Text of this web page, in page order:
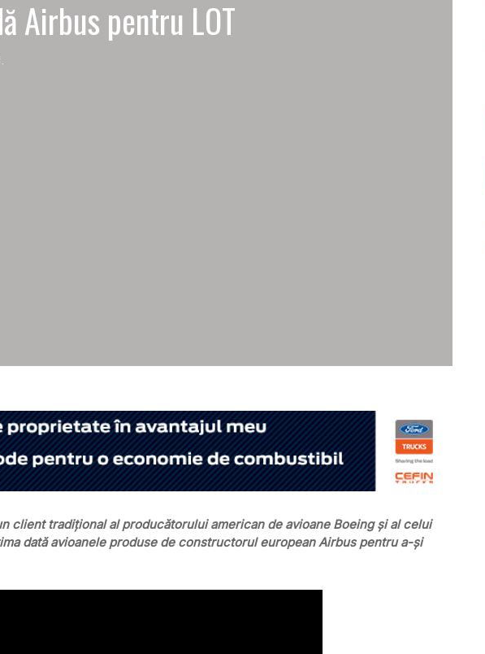
Airbus pentru LOT
client tradiţional al producătorului american de avioane Boeing şi al celui
dată avioanele produse de constructorul european Airbus pentru a-şi